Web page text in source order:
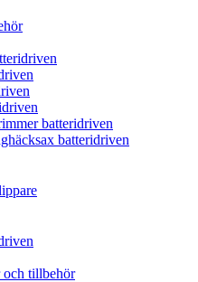
batteridriven
batteridriven
tillbehör